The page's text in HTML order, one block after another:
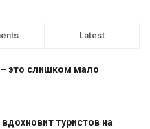
Latest
– это слишком мало
туристов на